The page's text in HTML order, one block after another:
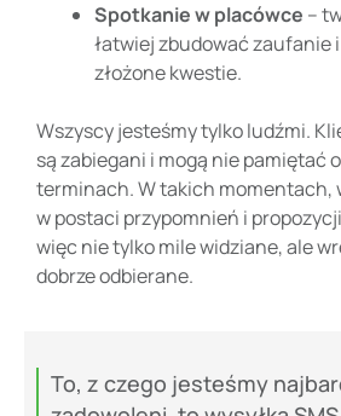
Spotkanie w placówce –
łatwiej zbudować zaufanie
złożone kwestie.
Wszyscy jesteśmy tylko ludźmi.
są zabiegani i mogą nie pamiętać
terminach. W takich momentach,
w postaci przypomnień i
więc nie tylko mile widziane, ale
dobrze odbierane.
To, z czego jesteśmy